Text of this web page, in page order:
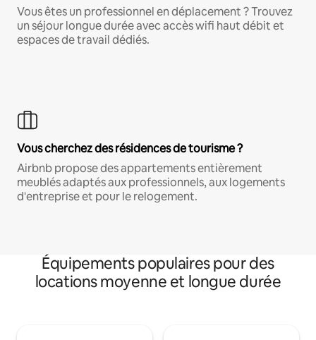
Vous êtes un professionnel en déplacement ? Trouvez
un séjour longue durée avec accès wifi haut débit et
espaces de travail dédiés.
Vous cherchez des résidences de tourisme ?
Airbnb propose des appartements entièrement
meublés adaptés aux professionnels, aux logements
d'entreprise et pour le relogement.
Équipements populaires pour des
locations moyenne et longue durée